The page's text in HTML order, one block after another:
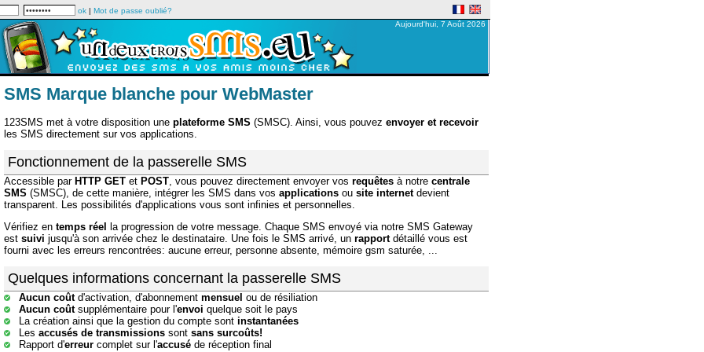
ok | Mot de passe oublié?
Aujourd'hui, 7 Août 2026
SMS Marque blanche pour WebMaster
123SMS met à votre disposition une plateforme SMS (SMSC). Ainsi, vous pouvez envoyer et recevoir
les SMS directement sur vos applications.
Fonctionnement de la passerelle SMS
Accessible par HTTP GET et POST , vous pouvez directement envoyer vos requêtes à notre centrale
SMS (SMSC), de cette manière, intégrer les SMS dans vos applications ou site internetdevient
transparent. Les possibilités d'applications vous sont infinies et personnelles.
Vérifiez en temps réel la progression de votre message. Chaque SMS envoyé via notre SMS Gateway
est suivi jusqu'à son arrivée chez le destinataire. Une fois le SMS arrivé, un rapportdétaillé vous est
fourni avec les erreurs rencontrées: aucune erreur, personne absente, mémoire gsm saturée, ...
Quelques informations concernant la passerelle SMS
Aucun coûtd'activation, d'abonnement mensuel ou de résiliation
Aucun coûtsupplémentaire pour l'envoi quelque soit le pays
La création ainsi que la gestion du compte sont instantanées
Les accusés de transmissions sont sans surcoûts!
Rapport d'erreur complet sur l'accusé de réception final